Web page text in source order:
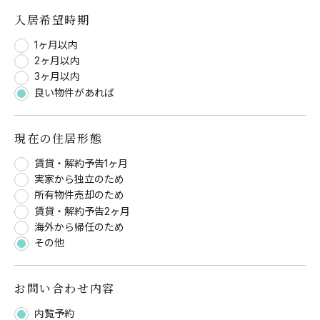
入居希望時期
1ヶ月以内
2ヶ月以内
3ヶ月以内
良い物件があれば
現在の住居形態
賃貸・解約予告1ヶ月
実家から独立のため
所有物件売却のため
賃貸・解約予告2ヶ月
海外から帰任のため
その他
お問い合わせ内容
内覧予約